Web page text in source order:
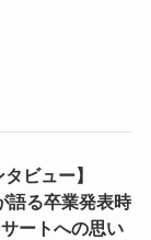
ビュー】
語る卒業発表時
ートへの思い